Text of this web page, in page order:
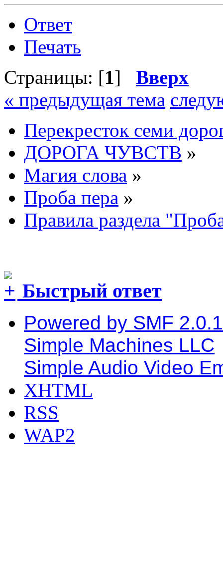
Ответ
Печать
Страницы: [1] Вверх
« предыдущая тема
Перекресток семи
ДОРОГА ЧУВСТВ »
Магия слова »
Проба пера »
Правила раздела
Быстрый ответ
Powered by SMF
Simple Machines LLC
Simple Audio Video
XHTML
RSS
WAP2